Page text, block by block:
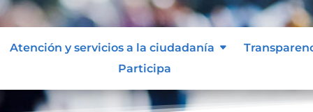
Atención y servicios a la ciudadanía
Participa